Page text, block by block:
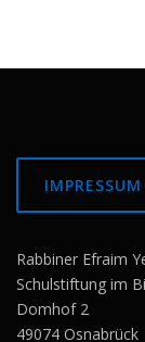
IMPRESSUM
Rabbiner Efraim
Schulstiftung im
Domhof 2
49074 Osnabrück